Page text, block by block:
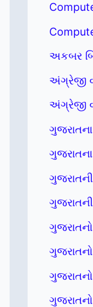
અકબર
અંગ્રેજી
અંગ્રેજી